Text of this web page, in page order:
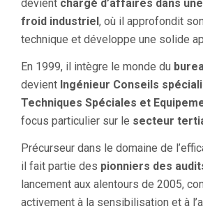
devient chargé d’affaires dans
froid industriel, où il approfondit
technique et développe une solide
En 1999, il intègre le monde du
devient Ingénieur Conseils
Techniques Spéciales et
focus particulier sur le secteur
Précurseur dans le domaine de
il fait partie des pionniers des
lancement aux alentours de 2005,
activement à la sensibilisation et à